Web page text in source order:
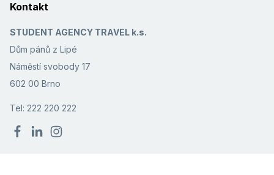
Kontakt
STUDENT AGENCY TRAVEL k.s.
Dům pánů z Lipé
Náměstí svobody 17
602 00 Brno
Tel: 222 220 222